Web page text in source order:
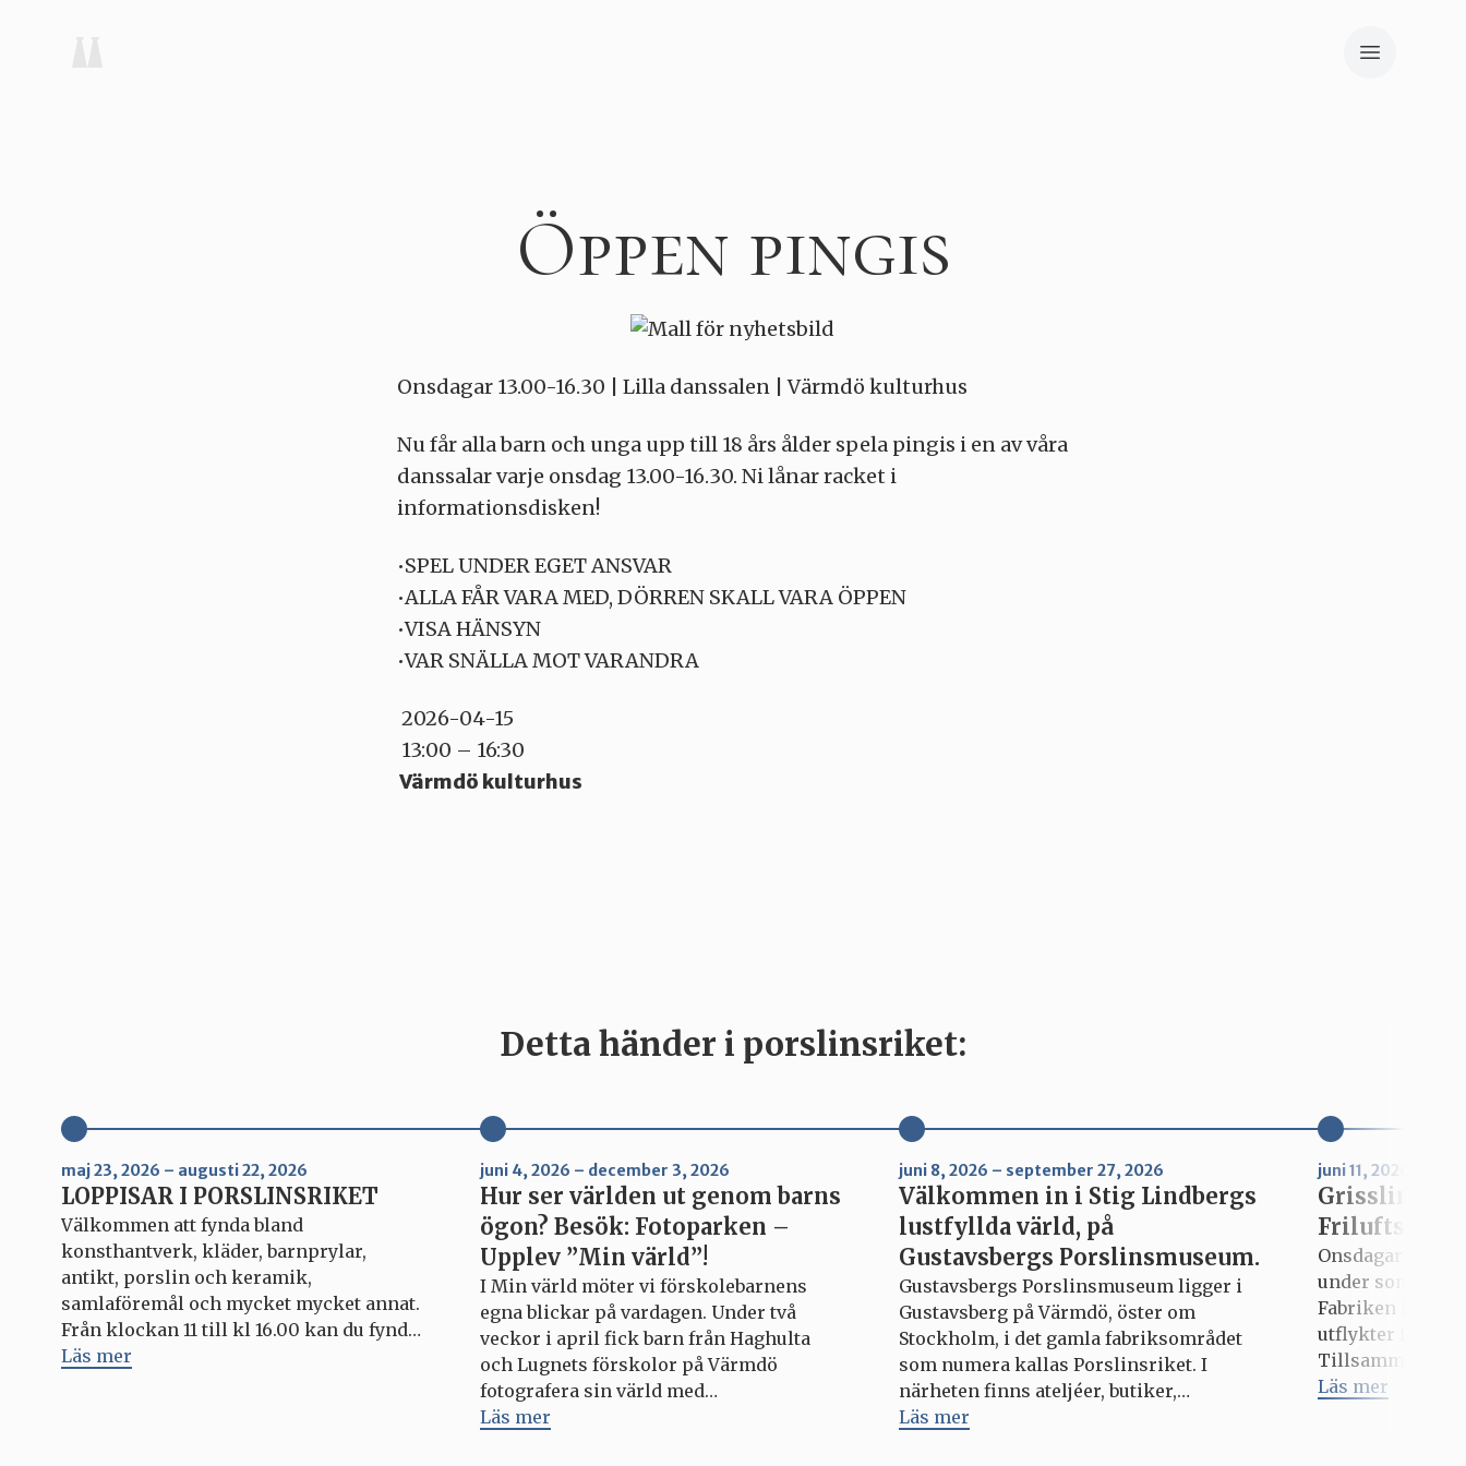
Öppen pingis
Onsdagar 13.00-16.30 | Lilla danssalen | Värmdö kulturhus
Nu får alla barn och unga upp till 18 års ålder spela pingis i en av våra
danssalar varje onsdag 13.00-16.30. Ni lånar racket i
informationsdisken!
•SPEL UNDER EGET ANSVAR
•ALLA FÅR VARA MED, DÖRREN SKALL VARA ÖPPEN
•VISA HÄNSYN
•VAR SNÄLLA MOT VARANDRA
2026-04-15
13:00 – 16:30
Värmdö kulturhus
Detta händer i porslinsriket:
maj 23, 2026 – augusti 22, 2026
LOPPISAR I PORSLINSRIKET
Välkommen att fynda bland
konsthantverk, kläder, barnprylar,
antikt, porslin och keramik,
samlaföremål och mycket mycket annat.
Från klockan 11 till kl 16.00 kan du fynda
unika saker – och kanske göra ett bra
Läs mer
juni 4, 2026 – december 3, 2026
Hur ser världen ut genom barns
ögon? Besök: Fotoparken –
Upplev ”Min värld”!
I Min värld möter vi förskolebarnens
egna blickar på vardagen. Under två
veckor i april fick barn från Haghulta
och Lugnets förskolor på Värmdö
fotografera sin värld med
engångskameror. Resultatet är bilder
Läs mer
juni 8, 2026 – september 27, 2026
Välkommen in i Stig Lindbergs
lustfyllda värld, på
Gustavsbergs Porslinsmuseum.
Gustavsbergs Porslinsmuseum ligger i
Gustavsberg på Värmdö, öster om
Stockholm, i det gamla fabriksområdet
som numera kallas Porslinsriket. I
närheten finns ateljéer, butiker,
restauranger, caféer, gallerier, konsthall
Läs mer
juni 11, 2026 –
Grisslinge
Friluftsdag/
Onsdagar med
under
Fabriken in till
utflykter för dig
Tillsammans
testar roliga
Läs mer